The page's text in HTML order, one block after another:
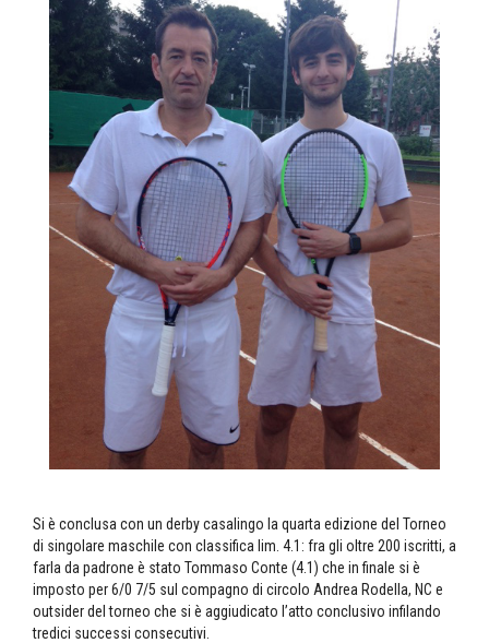
Si è conclusa con un derby casalingo la quarta edizione del Torneo
di singolare maschile con classifica lim. 4.1: fra gli oltre 200 iscritti, a
farla da padrone è stato Tommaso Conte (4.1) che in finale si è
imposto per 6/0 7/5 sul compagno di circolo Andrea Rodella, NC e
outsider del torneo che si è aggiudicato l’atto conclusivo infilando
tredici successi consecutivi.